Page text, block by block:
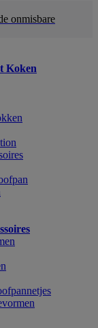
onmisbare
Koken